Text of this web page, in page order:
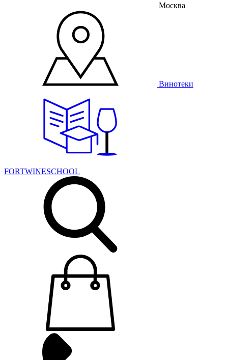
Москва
Винотеки
FORTWINESCHOOL